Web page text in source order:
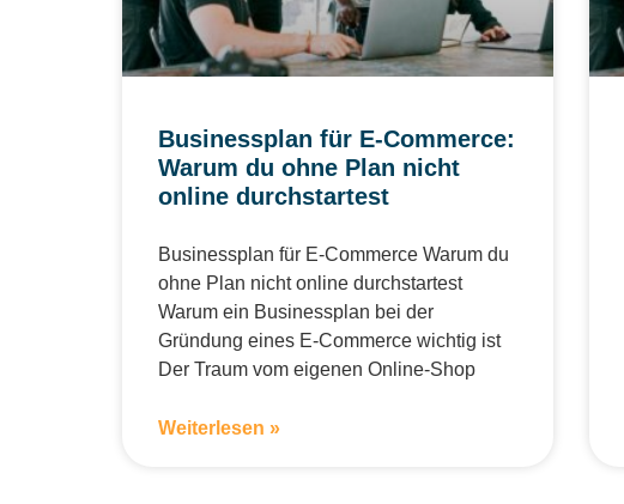
Businessplan für E-Commerce:
Warum du ohne Plan nicht
online durchstartest
Businessplan für E-Commerce Warum du
ohne Plan nicht online durchstartest
Warum ein Businessplan bei der
Gründung eines E-Commerce wichtig ist
Der Traum vom eigenen Online-Shop
Weiterlesen »